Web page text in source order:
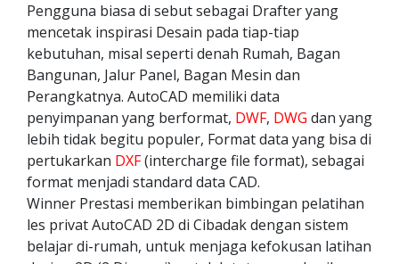
Pengguna biasa di sebut sebagai Drafter yang
mencetak inspirasi Desain pada tiap-tiap
kebutuhan, misal seperti denah Rumah, Bagan
Bangunan, Jalur Panel, Bagan Mesin dan
Perangkatnya. AutoCAD memiliki data
penyimpanan yang berformat, DWF, DWG dan yang
lebih tidak begitu populer, Format data yang bisa di
pertukarkan DXF(intercharge file format), sebagai
format menjadi standard data CAD.
Winner Prestasi memberikan bimbingan pelatihan
les privat AutoCAD 2D di Cibadak dengan sistem
belajar di-rumah, untuk menjaga kefokusan latihan